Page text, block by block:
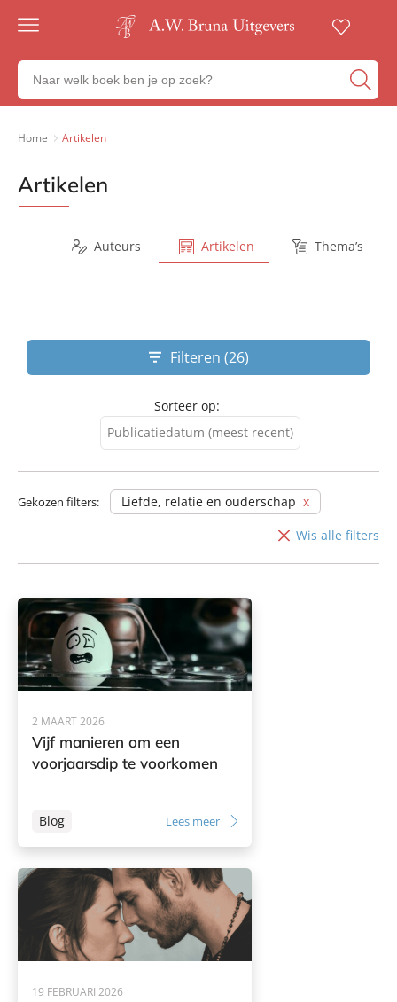
Gratis
23:00
besteld,
werkdag
Veilig
betalen
retourneren
Zoeken
naar
boeken,
Home Artikelen
Artikelen
Auteurs Artikelen Thema’s
Filteren (26)
Sorteer op:
Publicatiedatum (meest recent)
Publicatiedatum (minst
Gekozen filters:
Liefde, relatie en ouderschap
Wis alle filters
2 MAART 2026
Vijf manieren om een
voorjaarsdip te voorkomen
Blog Lees meer
19 FEBRUARI 2026